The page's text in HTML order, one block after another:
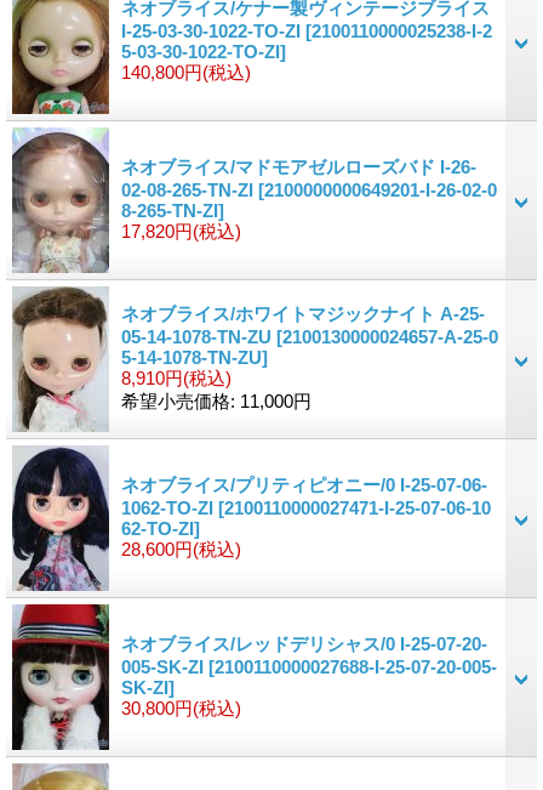
ネオブライス/ケナー製ヴィンテージブライス
I-25-03-30-1022-TO-ZI [2100110000025238-I-2
5-03-30-1022-TO-ZI]
140,800円(税込)
ネオブライス/マドモアゼルローズバド I-26-
02-08-265-TN-ZI [2100000000649201-I-26-02-0
8-265-TN-ZI]
17,820円(税込)
ネオブライス/ホワイトマジックナイト A-25-
05-14-1078-TN-ZU [2100130000024657-A-25-0
5-14-1078-TN-ZU]
8,910円(税込)
希望小売価格: 11,000円
ネオブライス/プリティピオニー/0 I-25-07-06-
1062-TO-ZI [2100110000027471-I-25-07-06-10
62-TO-ZI]
28,600円(税込)
ネオブライス/レッドデリシャス/0 I-25-07-20-
005-SK-ZI [2100110000027688-I-25-07-20-005-
SK-ZI]
30,800円(税込)